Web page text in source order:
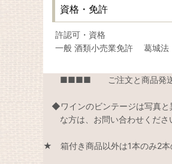
資格・免許
許認可・資格
一般 酒類小売業免許 葛城
■■■■ ご注文と商品発
◆ワインのビンテージは写真
な方は、お問い合わせくださ
★ 箱付き商品以外は1本のみ2本